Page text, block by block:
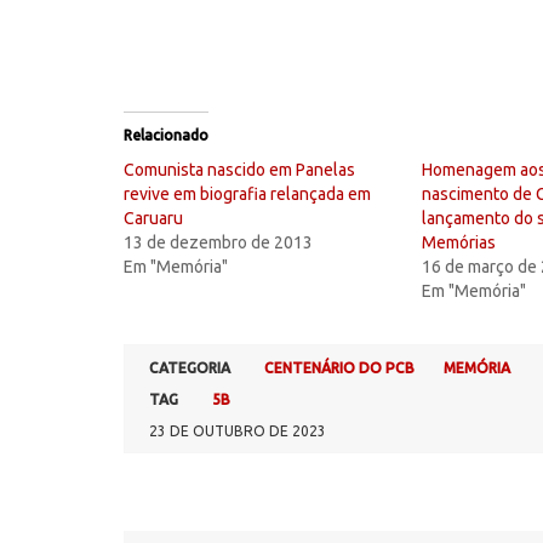
Relacionado
Comunista nascido em Panelas
revive em biografia relançada em
Caruaru
13 de dezembro de 2013
Em "Memória"
Homenagem
nascimento de
lançamento do
Memórias
16 de março de
Em "Memória"
CATEGORIA CENTENÁRIO DO PCB
MEMÓRIA
TAG
5B
23 DE OUTUBRO DE 2023